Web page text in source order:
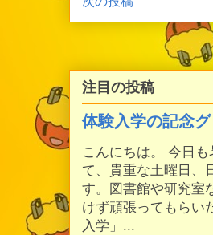
注目の投稿
体験入学の記念
こんにちは。 今日
て、貴重な土曜日、
す。図書館や研究室
けず頑張ってもらい
入学」...